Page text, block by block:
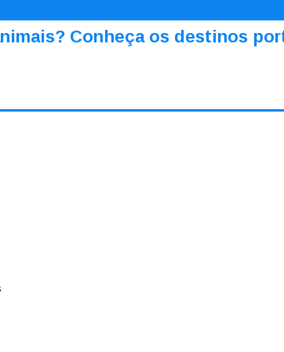
Conheça os destinos